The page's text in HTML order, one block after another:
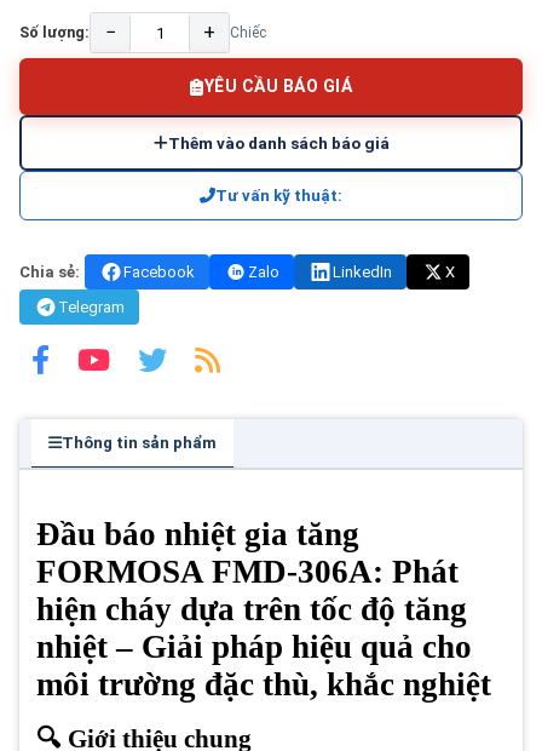
Số lượng: − + Chiếc
YÊU CẦU BÁO GIÁ
Thêm vào danh sách báo giá
Tư vấn kỹ thuật:
Chia sẻ: Facebook Zalo LinkedIn
X
Telegram
Thông tin sản phẩm
Đầu báo nhiệt gia tăng
FORMOSA FMD-306A: Phát
hiện cháy dựa trên tốc độ tăng
nhiệt – Giải pháp hiệu quả cho
môi trường đặc thù, khắc nghiệt
🔍 Giới thiệu chung